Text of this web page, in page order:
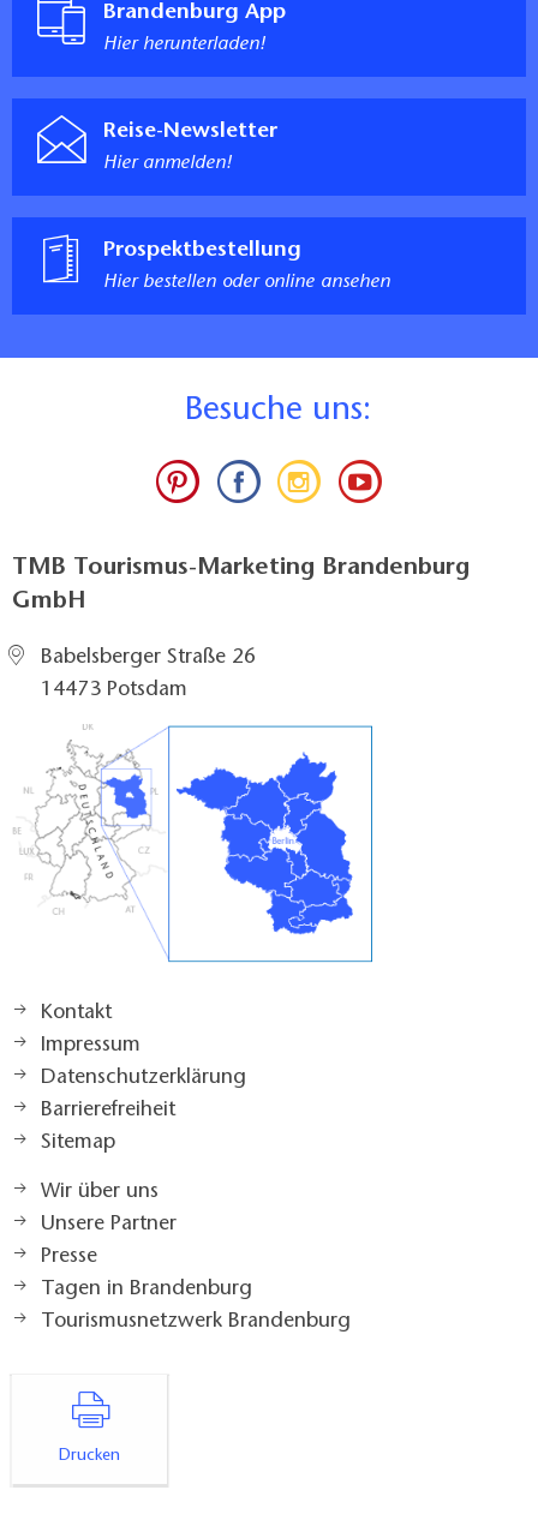
Brandenburg App
Hier herunterladen!
Reise-Newsletter
Hier anmelden!
Prospektbestellung
Hier bestellen oder online ansehen
Besuche uns:
TMB Tourismus-Marketing Brandenburg
GmbH
Babelsberger Straße 26
14473 Potsdam
Kontakt
Impressum
Datenschutzerklärung
Barrierefreiheit
Sitemap
Wir über uns
Unsere Partner
Presse
Tagen in Brandenburg
Tourismusnetzwerk Brandenburg
Drucken